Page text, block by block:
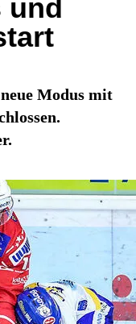
und
Modus mit